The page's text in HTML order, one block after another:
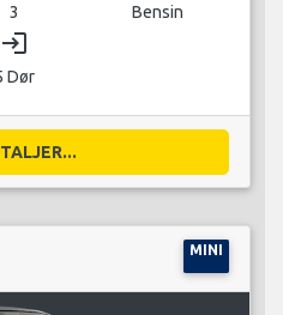
3 Bensin
login
Dør
MINI